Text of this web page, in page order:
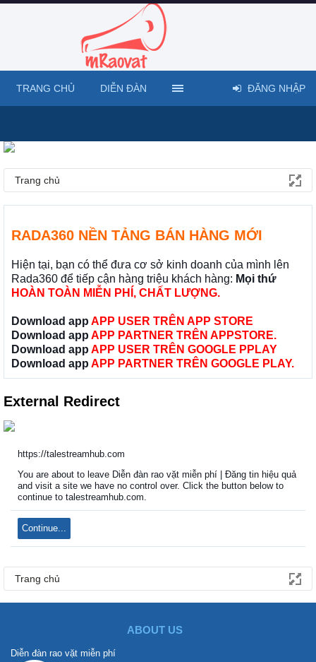
Trang chủ
RADA360 NỀN TẢNG BÁN HÀNG MỚI
Hiện tại, bạn có thể đưa cơ sở kinh doanh của mình lên
Rada360 để tiếp cận hàng triệu khách hàng: Mọi thứ
HOÀN TOÀN MIỄN PHÍ, CHẤT LƯỢNG.
Download app APP USER TRÊN APP STORE
Download app APP PARTNER TRÊN APPSTORE.
Download app APP USER TRÊN GOOGLE PPLAY
Download app APP PARTNER TRÊN GOOGLE PLAY.
External Redirect
https://talestreamhub.com
You are about to leave Diễn đàn rao vặt miễn phí | Đăng tin hiệu quả
and visit a site we have no control over. Click the button below to
continue to talestreamhub.com.
Continue...
Trang chủ
TRANG CHỦ DIỄN ĐÀN ĐĂNG NHẬP
ABOUT US
Diễn đàn rao vặt miễn phí